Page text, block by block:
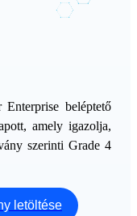
beléptető
amely igazolja,
szerinti Grade 4
letöltése